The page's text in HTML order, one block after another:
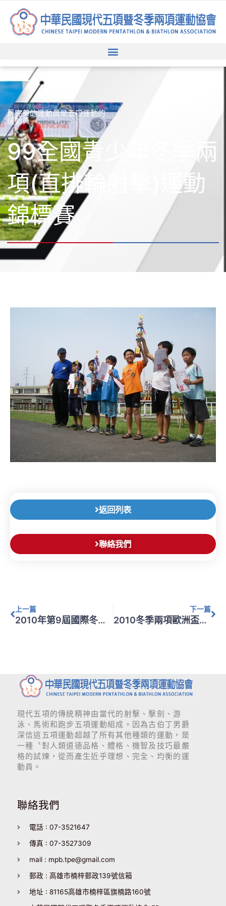
最完美的運動員是五項運動的
運動員
99全國青少年冬季兩
項(直排輪射擊)運動
錦標賽
返回列表
聯絡我們
上一篇
2010年第9屆國際冬季兩項年會(The 9th Regular IBU Congress)
下一篇
2010冬季兩項歐洲盃第1站-挪威
現代五項的傳統精神由當代的射擊、擊劍、游
泳、馬術和跑步五項運動組成。因為古伯丁男爵
深信這五項運動超越了所有其他種類的運動，是
一種〝對人類道德品格、體格、機智及技巧最嚴
格的試煉，從而產生近乎理想、完全、均衡的運
動員。
聯絡我們
電話 : 07-3521647
傳真 : 07-3527309
mail : mpb.tpe@gmail.com
郵政 : 高雄市楠梓郵政139號信箱
地址 : 81165高雄市楠梓區旗楠路160號